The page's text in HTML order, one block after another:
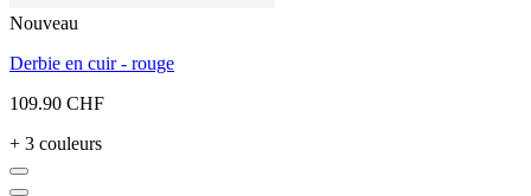
Nouveau
Derbie en cuir - rouge
109.90 CHF
+ 3 couleurs